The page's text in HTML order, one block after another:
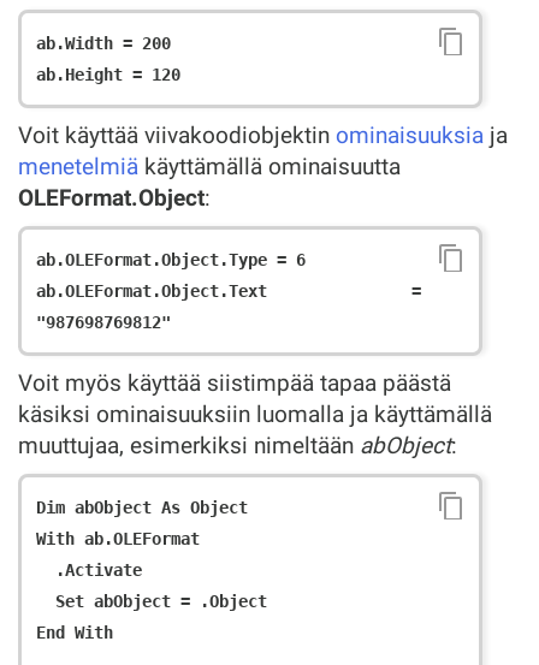
ab.Width = 200
Voit käyttää viivakoodiobjektin ominaisuuksia ja
menetelmiä käyttämällä ominaisuutta
OLEFormat.Object:
ab.OLEFormat.Object.Type = 6
ab.OLEFormat.Object.Text =
Voit myös käyttää siistimpää tapaa päästä
käsiksi ominaisuuksiin luomalla ja käyttämällä
muuttujaa, esimerkiksi nimeltään abObject:
Dim abObject As Object
With ab.OLEFormat
End With